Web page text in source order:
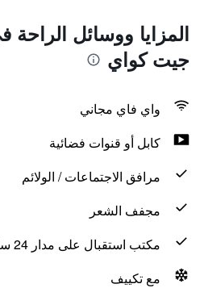
المزايا ووسائل الراحة
جيت كواي
واي فاي مجاني
كابل أو قنوات فضائية
مرافق الاجتماعات / الولائم
مجفف الشعر
مكتب استقبال على مدار 24 ساعة
مع تكييف